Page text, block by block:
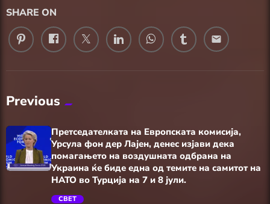
SHARE ON
email
Previous
Претседателката на Европската комисија,
Урсула фон дер Лајен, денес изјави дека
помагањето на воздушната одбрана на
Украина ќе биде една од темите на самитот на
НАТО во Турција на 7 и 8 јули.
СВЕТ